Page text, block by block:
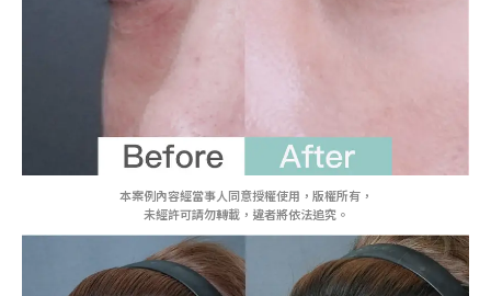
本案例內容經當事人同意授權使用，版權所有，
未經許可請勿轉載，違者將依法追究。